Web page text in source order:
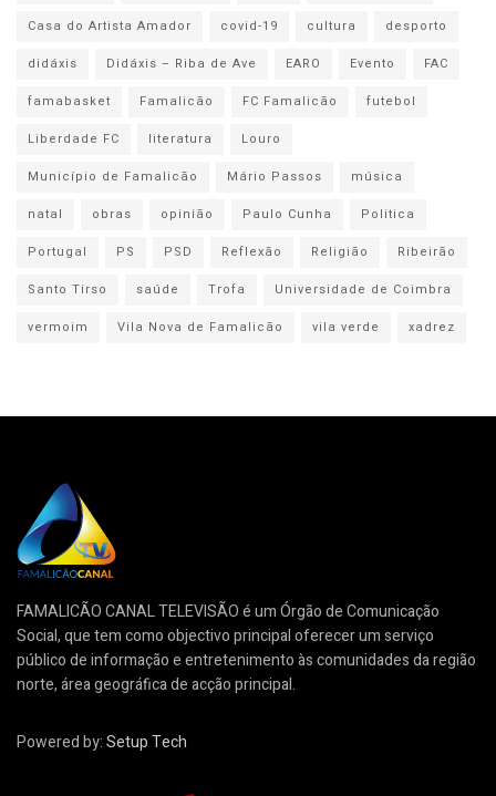
Casa do Artista Amador
covid-19 cultura
desporto
didáxis
Didáxis – Riba de Ave EARO Evento
FAC
famabasket
Famalicão FC Famalicão
futebol
Liberdade FC
literatura
Louro
Município de Famalicão
Mário Passos
música
natal
obras opinião Paulo Cunha
Politica
Portugal
PS PSD Reflexão Religião
Ribeirão
Santo Tirso
saúde Trofa
Universidade de Coimbra
vermoim
Vila Nova de Famalicão vila verde xadrez
FAMALICÃO CANAL TELEVISÃO é um Órgão de Comunicação
Social, que tem como objectivo principal oferecer um serviço
público de informação e entretenimento às comunidades da região
norte, área geográfica de acção principal.
Powered by:Setup Tech